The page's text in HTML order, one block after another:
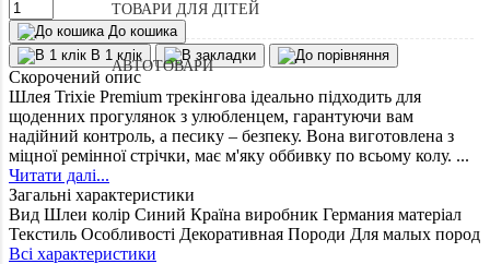
ТОВАРИ ДЛЯ ДІТЕЙ
АВТОТОВАРИ
До кошика
В 1 клік
Скорочений опис
Шлея Trixie Premium трекінгова ідеально підходить для
щоденних прогулянок з улюбленцем, гарантуючи вам
надійний контроль, а песику – безпеку. Вона виготовлена з
міцної ремінної стрічки, має м'яку оббивку по всьому колу. ...
Читати далі...
Загальні характеристики
Вид Шлеи колір Синий Країна виробник Германия матеріал
Текстиль Особливості Декоративная Породи Для малых пород
Всі характеристики